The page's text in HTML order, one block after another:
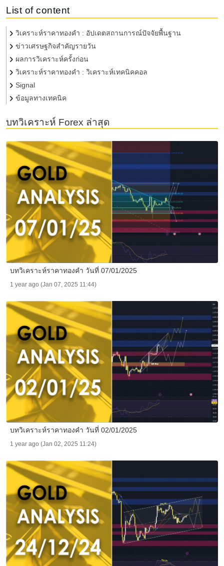
List of content
วิเคราะห์ราคาทองคำ : อัปเดตสถานการณ์ปัจจัยพื้นฐาน
ข่าวเศรษฐกิจสำคัญรายวัน
ผลการวิเคราะห์ครั้งก่อน
วิเคราะห์ราคาทองคำ : วิเคราะห์เทคนิคคอล
Signal
ข้อมูลทางเทคนิค
บทวิเคราะห์ Forex ล่าสุด
บทวิเคราะห์ราคาทองคำ วันที่ 07/01/2025
1 year ago (Jan 07, 2025 11:44)
บทวิเคราะห์ราคาทองคำ วันที่ 02/01/2025
1 year ago (Jan 02, 2025 11:24)